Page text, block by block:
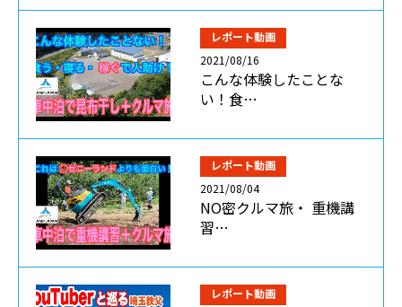
レポート動画
2021/08/16
こんな体験したことな
い！食…
レポート動画
2021/08/04
NO密クルマ旅・ 重機講
習…
レポート動画